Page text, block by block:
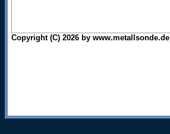
Copyright (C) 2026 by www.metallsonde.de